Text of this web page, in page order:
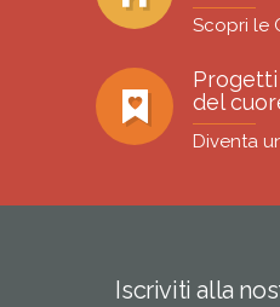
Scopri le
Progetti
del
Diventa
Iscriviti alla